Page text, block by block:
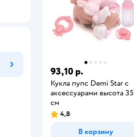
93,10 р.
Кукла пупс Demi Star с
аксессуарами высота 35
см
4,8
В корзину